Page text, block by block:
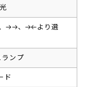
→→、→←より選
ンプ
ド